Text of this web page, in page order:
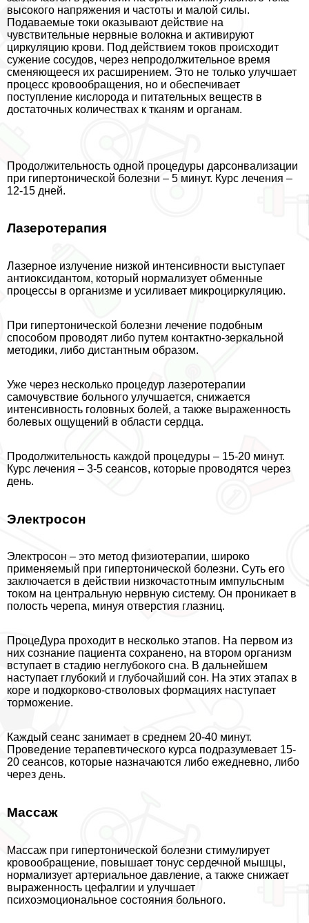
высокого напряжения и частоты и малой силы.
Подаваемые токи оказывают действие на
чувствительные нервные волокна и активируют
циркуляцию крови. Под действием токов происходит
сужение сосудов, через непродолжительное время
сменяющееся их расширением. Это не только улучшает
процесс кровообращения, но и обеспечивает
поступление кислорода и питательных веществ в
достаточных количествах к тканям и органам.
Продолжительность одной процедуры дарсонвализации
при гипертонической болезни – 5 минут. Курс лечения –
12-15 дней.
Лазеротерапия
Лазерное излучение низкой интенсивности выступает
антиоксидантом, который нормализует обменные
процессы в организме и усиливает микроциркуляцию.
При гипертонической болезни лечение подобным
способом проводят либо путем контактно-зеркальной
методики, либо дистантным образом.
Уже через несколько процедур лазеротерапии
самочувствие больного улучшается, снижается
интенсивность головных болей, а также выраженность
болевых ощущений в области сердца.
Продолжительность каждой процедуры – 15-20 минут.
Курс лечения – 3-5 сеансов, которые проводятся через
день.
Электросон
Электросон – это метод физиотерапии, широко
применяемый при гипертонической болезни. Суть его
заключается в действии низкочастотным импульсным
током на центральную нервную систему. Он проникает в
полость черепа, минуя отверстия глазниц.
ПроцеДypa проходит в несколько этапов. На первом из
них сознание пациента сохранено, на втором организм
вступает в стадию неглубокого сна. В дальнейшем
наступает глубокий и глубочайший сон. На этих этапах в
коре и подкорково-стволовых формациях наступает
торможение.
Каждый сеанс занимает в среднем 20-40 минут.
Проведение терапевтического курса подразумевает 15-
20 сеансов, которые назначаются либо ежедневно, либо
через день.
Массаж
Массаж при гипертонической болезни стимулирует
кровообращение, повышает тонус сердечной мышцы,
нормализует артериальное давление, а также снижает
выраженность цефалгии и улучшает
психоэмоциональное состояния больного.